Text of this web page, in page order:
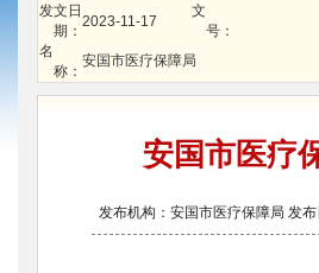
发文日
期：
2023-11-17
文
号：
名
称：
安国市医疗保障局
安国市医疗
发布机构：安国市医疗保障局 发